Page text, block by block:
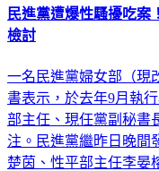
民進黨遭爆性騷擾吃
檢討
一名民進黨婦女部（現
書表示，於去年9月執
部主任、現任黨副秘書
注。民進黨繼昨日晚間
楚茵、性平部主任李晏